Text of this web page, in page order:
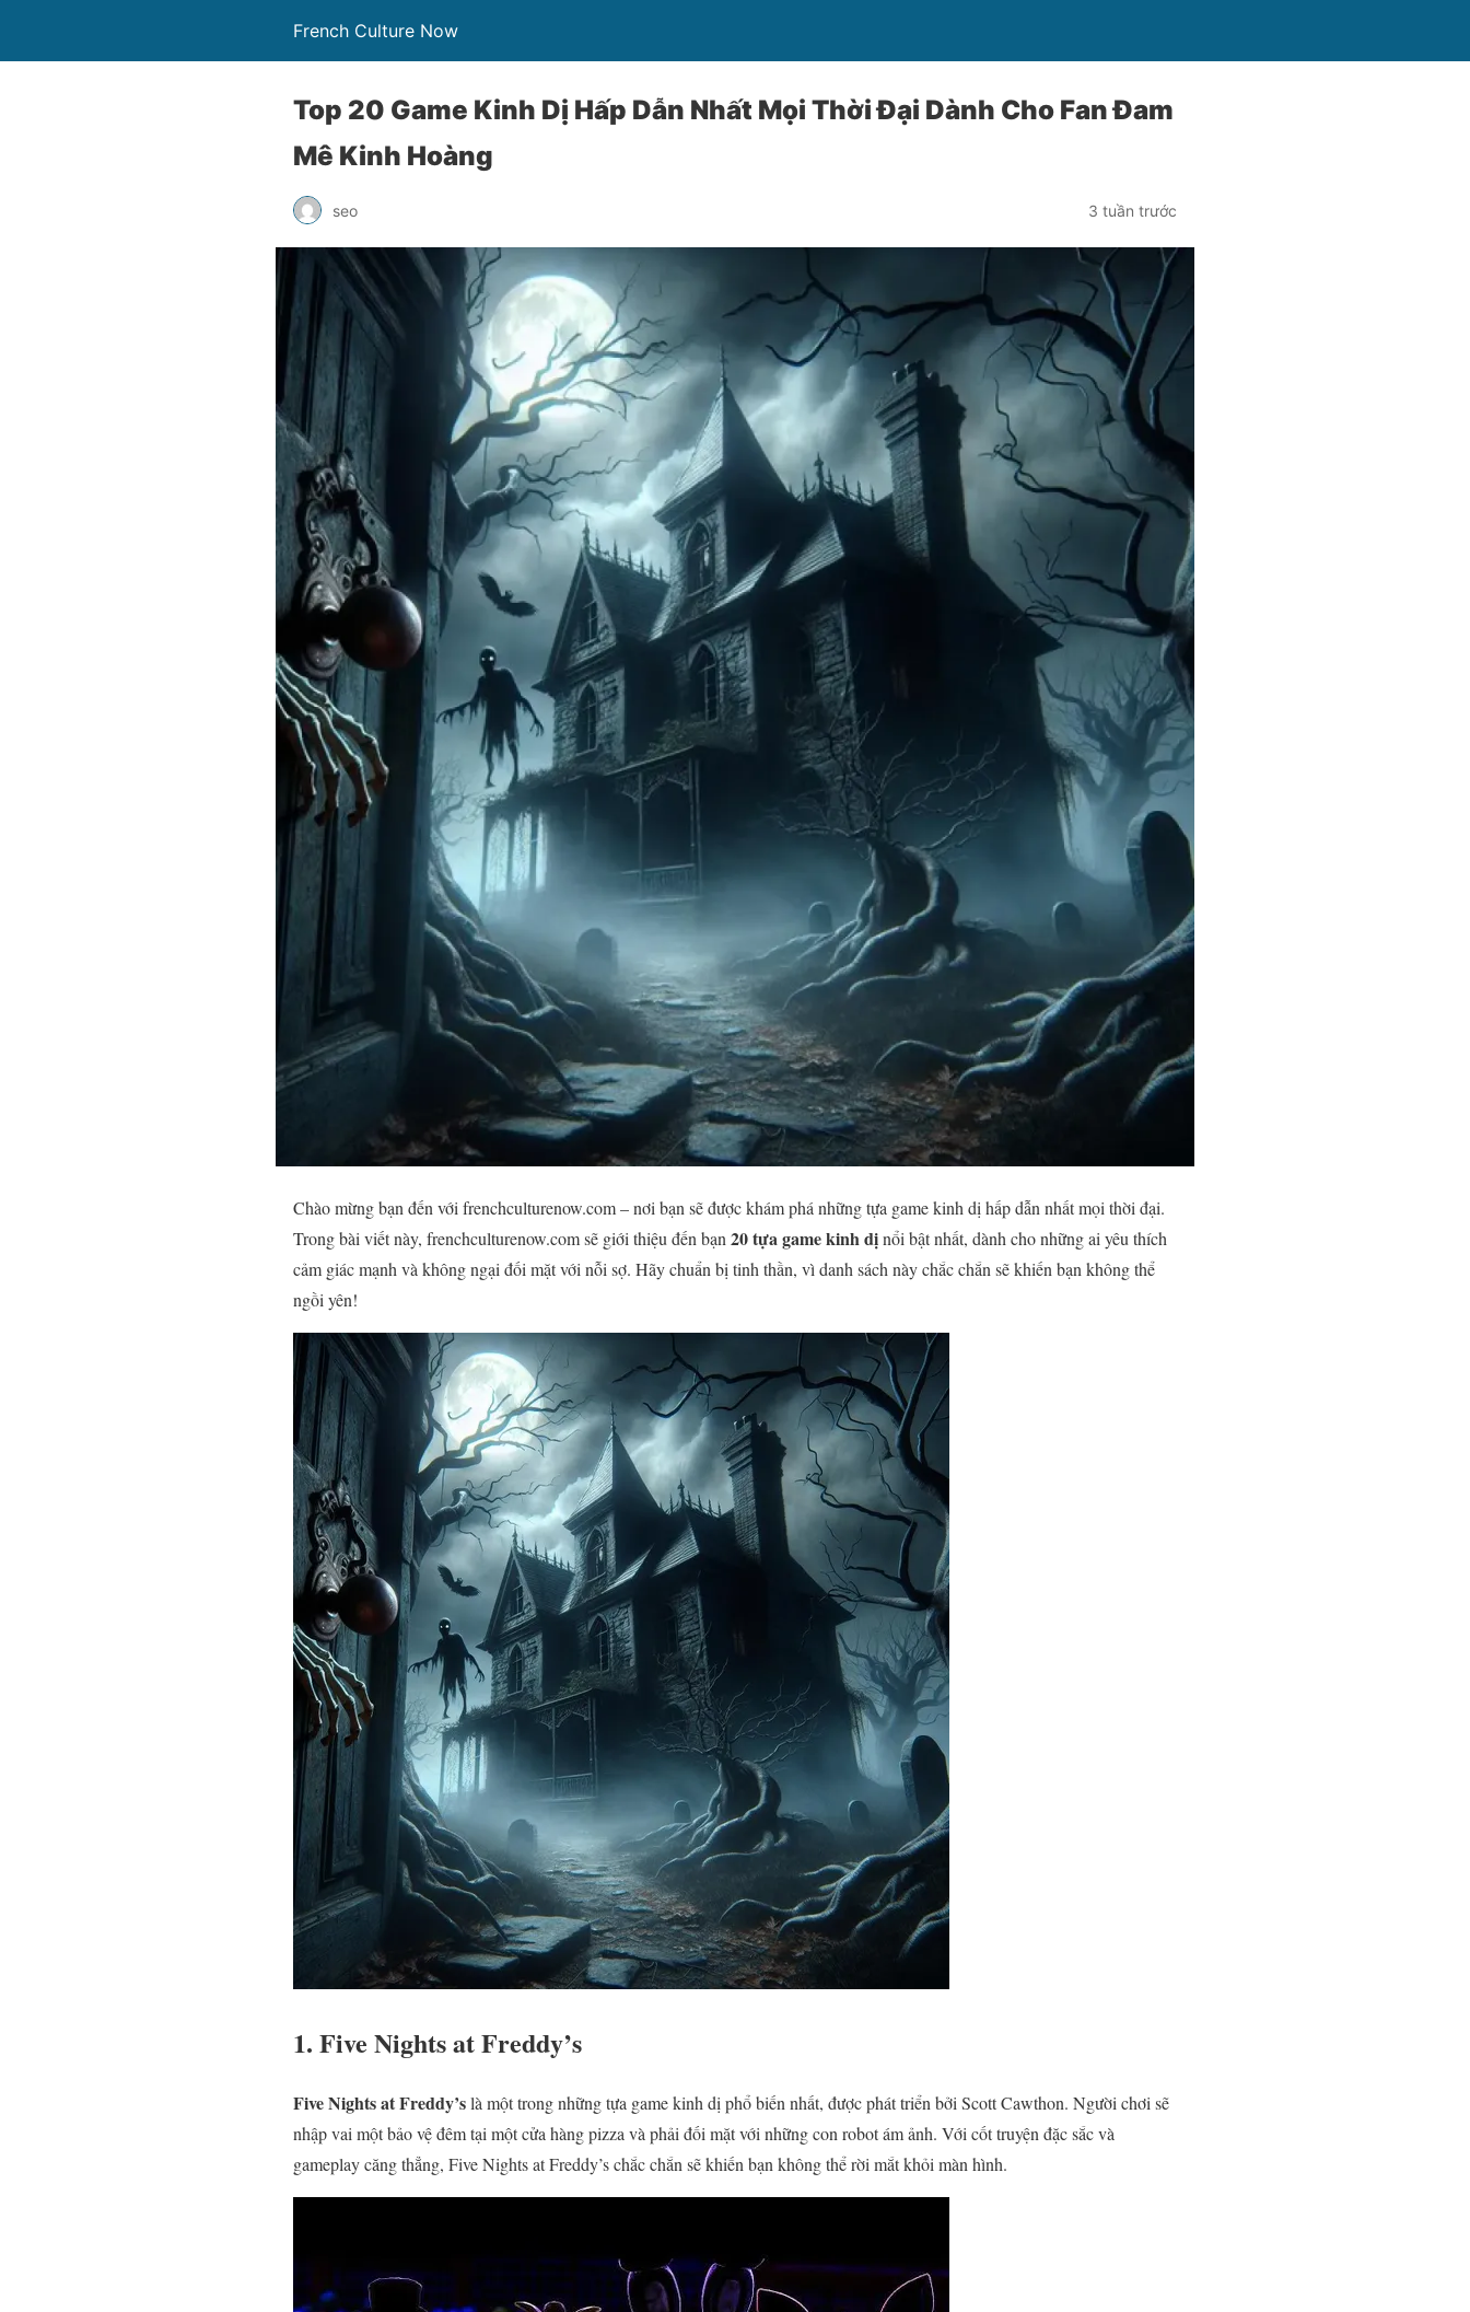
French Culture Now
Top 20 Game Kinh Dị Hấp Dẫn Nhất Mọi Thời Đại Dành Cho Fan Đam
Mê Kinh Hoàng
seo 3 tuần trước
Chào mừng bạn đến với frenchculturenow.com – nơi bạn sẽ được khám phá những tựa game kinh dị hấp dẫn nhất mọi thời đại.
Trong bài viết này, frenchculturenow.com sẽ giới thiệu đến bạn 20 tựa game kinh dịnổi bật nhất, dành cho những ai yêu thích
cảm giác mạnh và không ngại đối mặt với nỗi sợ. Hãy chuẩn bị tinh thần, vì danh sách này chắc chắn sẽ khiến bạn không thể
ngồi yên!
1. Five Nights at Freddy’s
Five Nights at Freddy’slà một trong những tựa game kinh dị phổ biến nhất, được phát triển bởi Scott Cawthon. Người chơi sẽ
nhập vai một bảo vệ đêm tại một cửa hàng pizza và phải đối mặt với những con robot ám ảnh. Với cốt truyện đặc sắc và
gameplay căng thẳng, Five Nights at Freddy’s chắc chắn sẽ khiến bạn không thể rời mắt khỏi màn hình.